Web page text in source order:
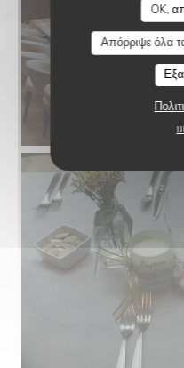
OK,
Απόρριψε όλα